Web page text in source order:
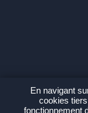
En navigant
cookies
fonctionnement